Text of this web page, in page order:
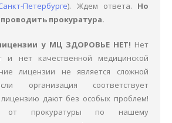
Петербурге). Ждем ответа. Но
прокуратура.
у МЦ ЗДОРОВЬЕ НЕТ! Нет
и нет качественной медицинской
лицензии не является сложной
организация соответствует
дают без особых проблем!
от прокуратуры по нашему